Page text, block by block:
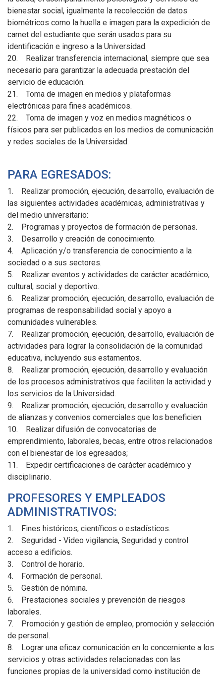
bienestar social, igualmente la recolección de datos
biométricos como la huella e imagen para la expedición de
carnet del estudiante que serán usados para su
identificación e ingreso a la Universidad.
20. Realizar transferencia internacional, siempre que sea
necesario para garantizar la adecuada prestación del
servicio de educación.
21. Toma de imagen en medios y plataformas
electrónicas para fines académicos.
22. Toma de imagen y voz en medios magnéticos o
físicos para ser publicados en los medios de comunicación
y redes sociales de la Universidad.
PARA EGRESADOS:
1. Realizar promoción, ejecución, desarrollo, evaluación de
las siguientes actividades académicas, administrativas y
del medio universitario:
2. Programas y proyectos de formación de personas.
3. Desarrollo y creación de conocimiento.
4. Aplicación y/o transferencia de conocimiento a la
sociedad o a sus sectores.
5. Realizar eventos y actividades de carácter académico,
cultural, social y deportivo.
6. Realizar promoción, ejecución, desarrollo, evaluación de
programas de responsabilidad social y apoyo a
comunidades vulnerables.
7. Realizar promoción, ejecución, desarrollo, evaluación de
actividades para lograr la consolidación de la comunidad
educativa, incluyendo sus estamentos.
8. Realizar promoción, ejecución, desarrollo y evaluación
de los procesos administrativos que faciliten la actividad y
los servicios de la Universidad.
9. Realizar promoción, ejecución, desarrollo y evaluación
de alianzas y convenios comerciales que los beneficien.
10. Realizar difusión de convocatorias de
emprendimiento, laborales, becas, entre otros relacionados
con el bienestar de los egresados;
11. Expedir certificaciones de carácter académico y
disciplinario.
PROFESORES Y EMPLEADOS
ADMINISTRATIVOS:
1. Fines históricos, científicos o estadísticos.
2. Seguridad - Video vigilancia, Seguridad y control
acceso a edificios.
3. Control de horario.
4. Formación de personal.
5. Gestión de nómina.
6. Prestaciones sociales y prevención de riesgos
laborales.
7. Promoción y gestión de empleo, promoción y selección
de personal.
8. Lograr una eficaz comunicación en lo concerniente a los
servicios y otras actividades relacionadas con las
funciones propias de la universidad como institución de